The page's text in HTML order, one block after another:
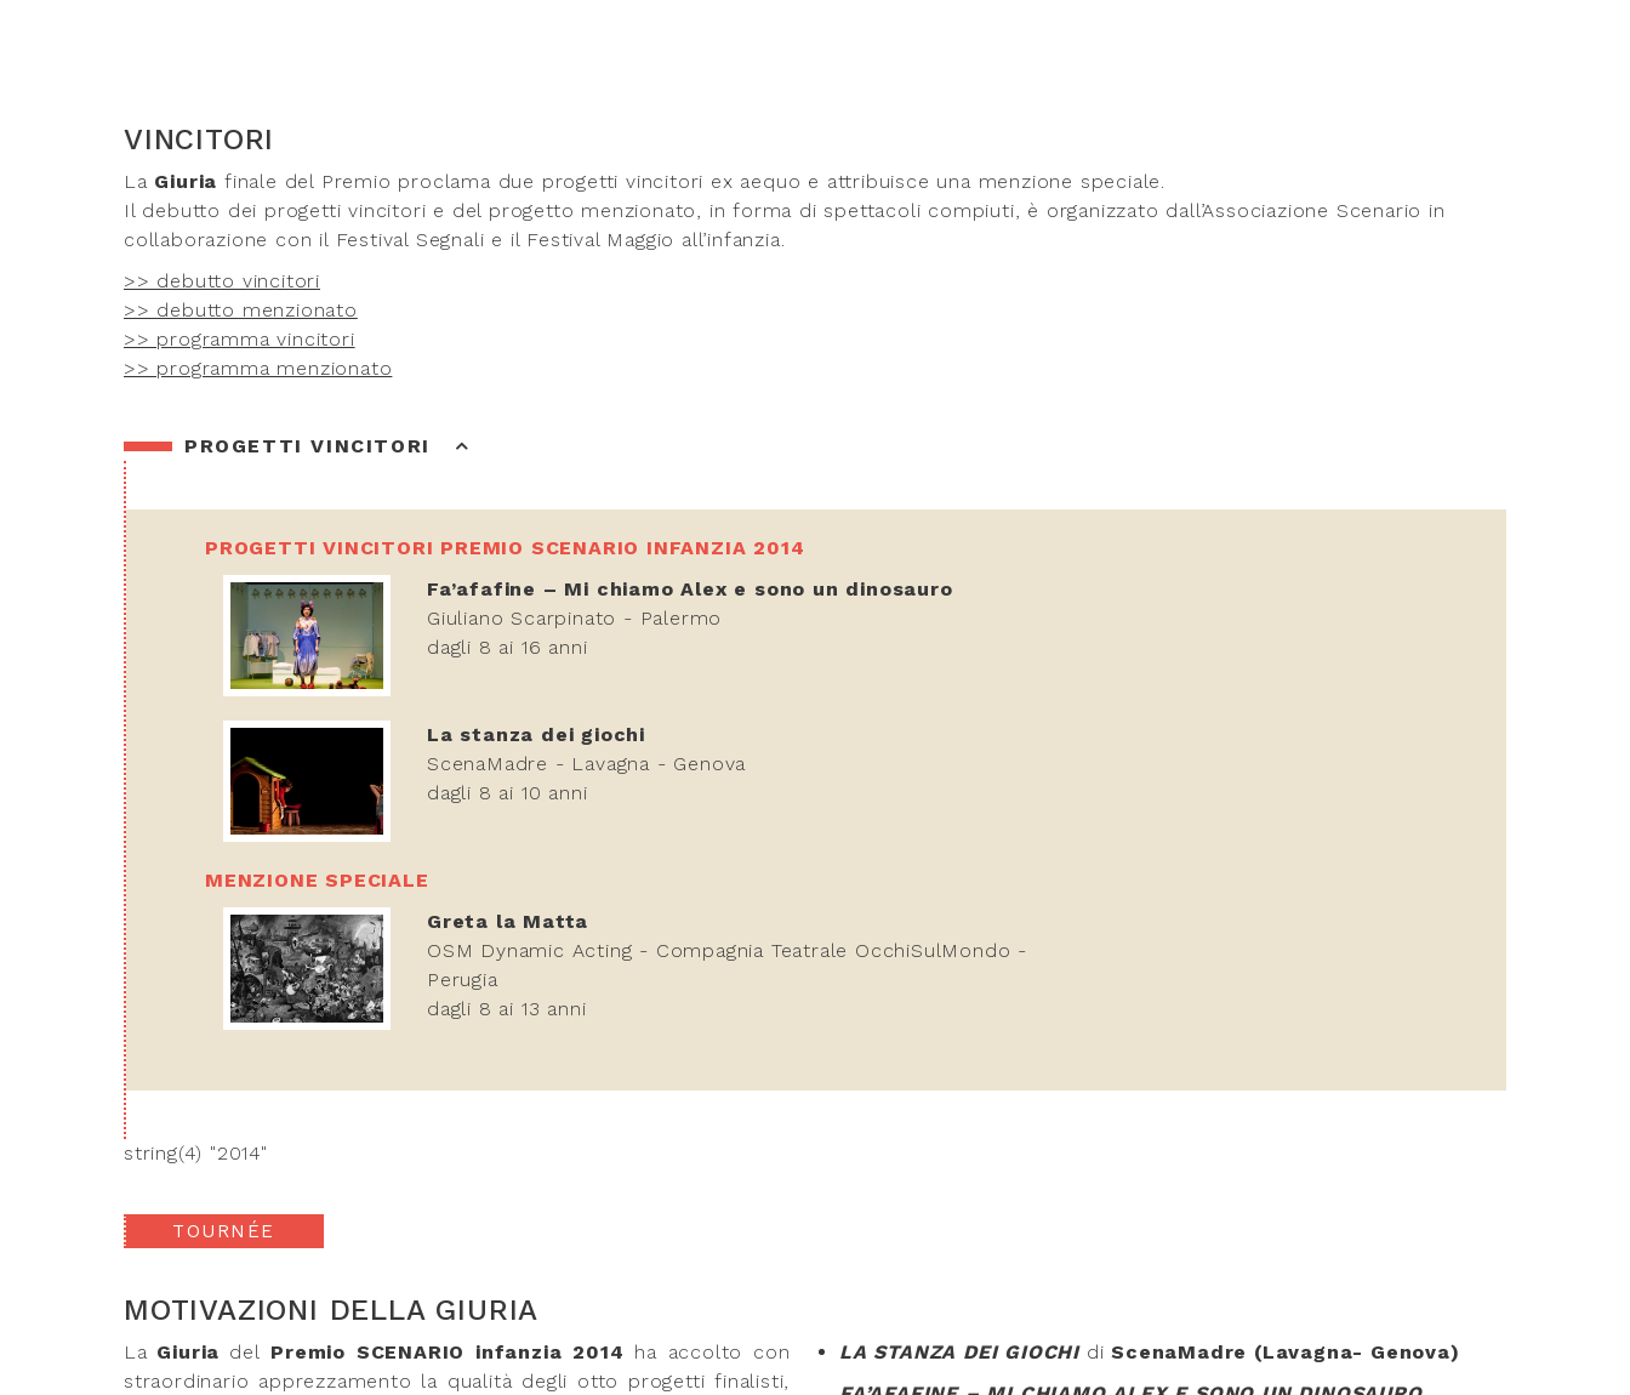
VINCITORI
La Giuria finale del Premio proclama due progetti vincitori ex aequo e attribuisce una menzione speciale.
Il debutto dei progetti vincitori e del progetto menzionato, in forma di spettacoli compiuti, è organizzato dall’Associazione Scenario in
collaborazione con il Festival Segnali e il Festival Maggio all’infanzia.
>> debutto vincitori
>> debutto menzionato
>> programma vincitori
>> programma menzionato
PROGETTI VINCITORI
PROGETTI VINCITORI PREMIO SCENARIO INFANZIA 2014
Fa’afafine – Mi chiamo Alex e sono un dinosauro
Giuliano Scarpinato - Palermo
dagli 8 ai 16 anni
La stanza dei giochi
ScenaMadre - Lavagna - Genova
dagli 8 ai 10 anni
MENZIONE SPECIALE
Greta la Matta
OSM Dynamic Acting - Compagnia Teatrale OcchiSulMondo -
Perugia
dagli 8 ai 13 anni
string(4) "2014"
TOURNÉE
MOTIVAZIONI DELLA GIURIA
La Giuria del Premio SCENARIO infanzia 2014 ha accolto con
straordinario apprezzamento la qualità degli otto progetti finalisti,
LA STANZA DEI GIOCHI di ScenaMadre (Lavagna- Genova)